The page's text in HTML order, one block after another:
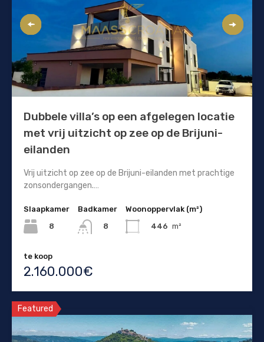
Dubbele villa’s op een afgelegen locatie
met vrij uitzicht op zee op de Brijuni-
eilanden
Vrij uitzicht op zee op de Brijuni-eilanden met prachtige
zonsondergangen.…
Slaapkamer
8
Badkamer
8
Woonoppervlak (m²)
446 m²
te koop
2.160.000€
Featured